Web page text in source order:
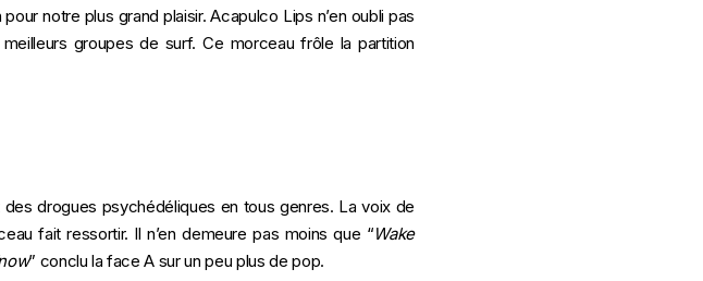
notre plus grand plaisir. Acapulco Lips n’en oubli pas
groupes de surf. Ce morceau frôle la partition
drogues psychédéliques en tous genres. La voix de
fait ressortir. Il n’en demeure pas moins que “Wake
” conclu la face A sur un peu plus de pop.